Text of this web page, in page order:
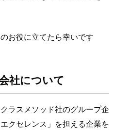
お役に立てたら幸いです
社について
ラスメソッド社のグループ企
クセレンス」を担える企業を